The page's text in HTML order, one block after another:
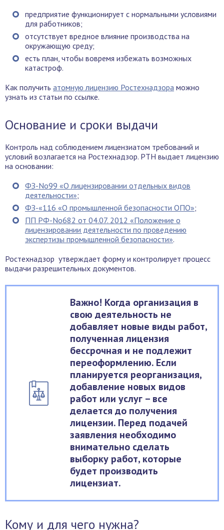
предприятие функционирует с нормальными условиями
для работников;
отсутствует вредное влияние производства на
окружающую среду;
есть план, чтобы вовремя избежать возможных
катастроф.
Как получить атомную лицензию Ростехнадзора можно
узнать из статьи по ссылке.
Основание и сроки выдачи
Контроль над соблюдением лицензиатом требований и
условий возлагается на Ростехнадзор. РТН выдает лицензию
на основании:
ФЗ-No99 «О лицензировании отдельных видов
деятельности»;
ФЗ-«116 «О промышленной безопасности ОПО»;
ПП РФ-No682 от 04.07. 2012 «Положение о
лицензировании деятельности по проведению
экспертизы промышленной безопасности».
Ростехнадзор утверждает форму и контролирует процесс
выдачи разрешительных документов.
Важно! Когда организация в
свою деятельность не
добавляет новые виды работ,
полученная лицензия
бессрочная и не подлежит
переоформлению. Если
планируется реорганизация,
добавление новых видов
работ или услуг – все
делается до получения
лицензии. Перед подачей
заявления необходимо
внимательно сделать
выборку работ, которые
будет производить
лицензиат.
Кому и для чего нужна?